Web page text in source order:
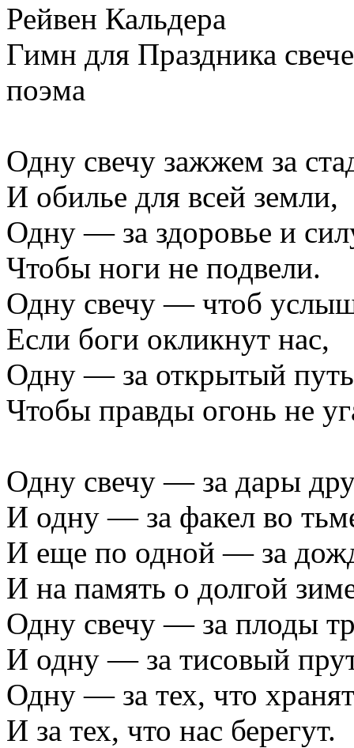
Рейвен Кальдера
Гимн для Праздника
поэма
Одну свечу зажжем за
И обилье для всей земли,
Одну — за здоровье и
Чтобы ноги не подвели.
Одну свечу — чтоб
Если боги окликнут нас,
Одну — за открытый
Чтобы правды огонь не
Одну свечу — за дары
И одну — за факел во
И еще по одной — за
И на память о долгой
Одну свечу — за плоды
И одну — за тисовый
Одну — за тех, что
И за тех, что нас берегут.